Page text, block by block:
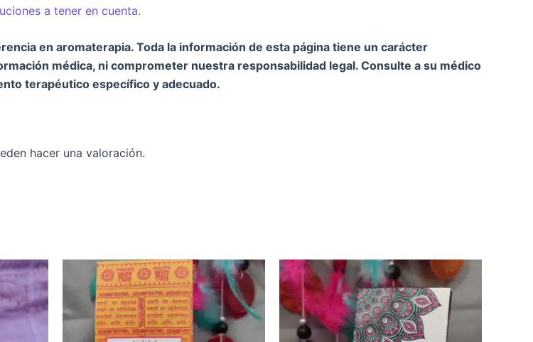
a tener en cuenta.
en aromaterapia. Toda la información de esta página tiene un carácter
médica, ni comprometer nuestra responsabilidad legal. Consulte a su médico
terapéutico específico y adecuado.
hacer una valoración.